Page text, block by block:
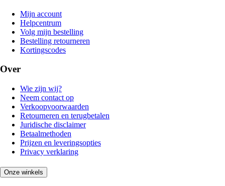
Mijn account
Helpcentrum
Volg mijn bestelling
Bestelling retourneren
Kortingscodes
Over
Wie zijn wij?
Neem contact op
Verkoopvoorwaarden
Retourneren en terugbetalen
Juridische disclaimer
Betaalmethoden
Prijzen en leveringsopties
Privacy verklaring
Onze winkels